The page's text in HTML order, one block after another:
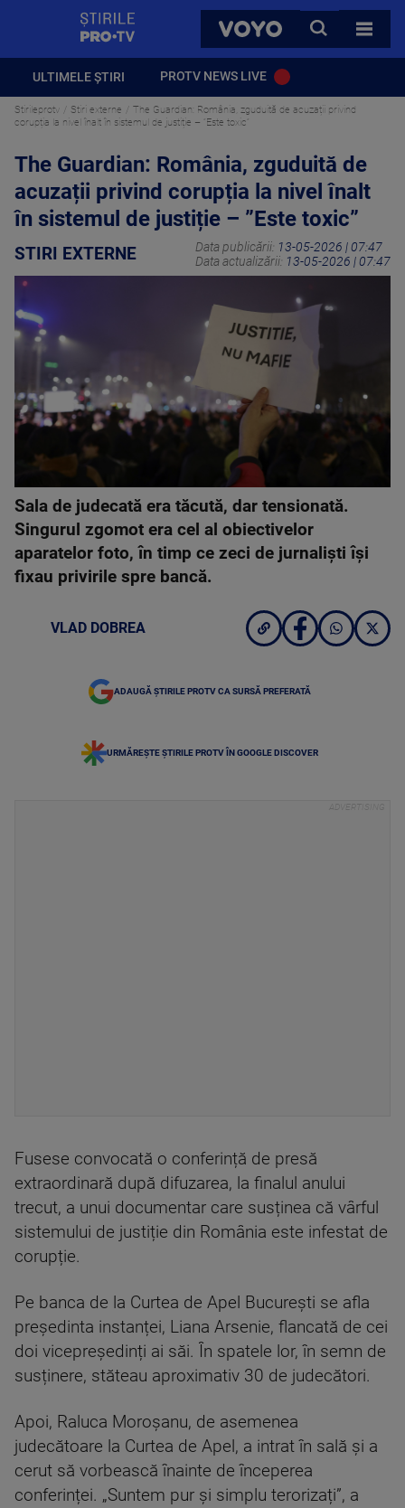
VOYO
CAUTA
TOATE
ULTIMELE ȘTIRI PROTV NEWS LIVE
Stirileprotv Stiri externe
The Guardian: România, zguduită de acuzații privind
corupția la nivel înalt în sistemul de justiție – ”Este toxic”
The Guardian: România, zguduită de
acuzații privind corupția la nivel înalt
în sistemul de justiție – ”Este toxic”
STIRI EXTERNE Data publicării: 13-05-2026 | 07:47
Data actualizării: 13-05-2026 | 07:47
Sala de judecată era tăcută, dar tensionată.
Singurul zgomot era cel al obiectivelor
aparatelor foto, în timp ce zeci de jurnaliști își
fixau privirile spre bancă.
VLAD DOBREA
ADAUGĂ ȘTIRILE PROTV CA SURSĂ PREFERATĂ
URMĂREȘTE ȘTIRILE PROTV ÎN GOOGLE DISCOVER
Fusese convocată o conferință de presă
extraordinară după difuzarea, la finalul anului
trecut, a unui documentar care susținea că vârful
sistemului de justiție din România este infestat de
corupție.
Pe banca de la Curtea de Apel București se afla
președinta instanței, Liana Arsenie, flancată de cei
doi vicepreședinți ai săi. În spatele lor, în semn de
susținere, stăteau aproximativ 30 de judecători.
Apoi, Raluca Moroșanu, de asemenea
judecătoare la Curtea de Apel, a intrat în sală și a
cerut să vorbească înainte de începerea
conferinței. „Suntem pur și simplu terorizați”, a